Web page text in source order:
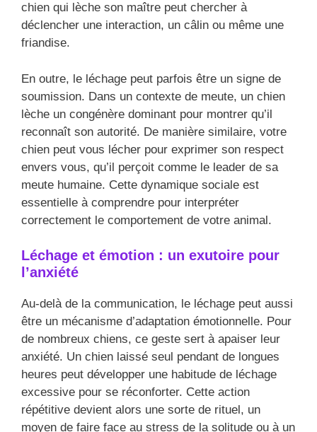
chien qui lèche son maître peut chercher à
déclencher une interaction, un câlin ou même une
friandise.
En outre, le léchage peut parfois être un signe de
soumission. Dans un contexte de meute, un chien
lèche un congénère dominant pour montrer qu’il
reconnaît son autorité. De manière similaire, votre
chien peut vous lécher pour exprimer son respect
envers vous, qu’il perçoit comme le leader de sa
meute humaine. Cette dynamique sociale est
essentielle à comprendre pour interpréter
correctement le comportement de votre animal.
Léchage et émotion : un exutoire pour
l’anxiété
Au-delà de la communication, le léchage peut aussi
être un mécanisme d’adaptation émotionnelle. Pour
de nombreux chiens, ce geste sert à apaiser leur
anxiété. Un chien laissé seul pendant de longues
heures peut développer une habitude de léchage
excessive pour se réconforter. Cette action
répétitive devient alors une sorte de rituel, un
moyen de faire face au stress de la solitude ou à un